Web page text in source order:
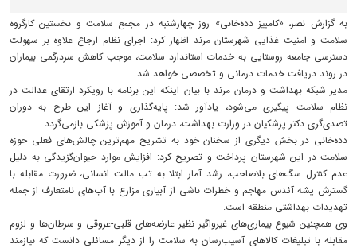
به گزارش نصر، «کامبیز دده‌خانی» روز چهارشنبه در مجمع سلامت و نخستین کارگروه
سلامت و امنیت غذایی شهرستان مرند اظهار کرد: اجرای نظام ارجاع علاوه بر سهولت
دسترسی جامعه روستایی به خدمات استاندارد سلامت، موجب کاهش سردرگمی بیماران
در روند دریافت خدمات درمانی و تخصصی خواهد شد.
مدیر شبکه بهداشت و درمان مرند با بیان اینکه این برنامه با رویکرد ارتقای عدالت در
نظام سلامت پیگیری می‌شود، یادآور شد: پایه‌گذاری و آغاز این طرح به دوران
تصدی‌گری دکتر پزشکیان در وزارت بهداشت، درمان و آموزش پزشکی بازمی‌گردد.
دده‌خانی در بخش دیگری از سخنان خود به تشریح مهم‌ترین چالش‌های فعلی حوزه
سلامت در این شهرستان پرداخت و تصریح کرد: افزایش موارد حیوان‌گزیدگی به دلیل
عدم کنترل سگ‌های بلاصاحب، رشد آمار ابتلا به تب مالت انسانی، ضرورت مقابله با
گسترش پشه آئدس مهاجم و خطرات ناشی از آبیاری مزارع با آب‌های نامتعارف از جمله
تهدیدات بهداشتی منطقه است.
وی همچنین شیوع بیماری‌های غیرواگیر نظیر عارضه‌های قلبی-عروقی و سرطان‌ها و لزوم
مقابله با تبلیغات کالاهای آسیب‌رسان به سلامت را از دیگر مسائلی دانست که نیازمند